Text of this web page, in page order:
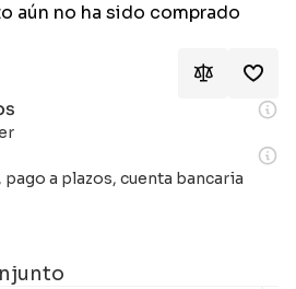
aún no ha sido comprado
a plazos, cuenta bancaria